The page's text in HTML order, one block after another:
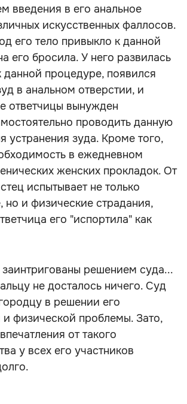
введения в его анальное
искусственных фаллосов.
его тело привыкло к данной
его бросила. У него развилась
данной процедуре, появился
в анальном отверстии, и
ответчицы вынужден
проводить данную
устранения зуда. Кроме того,
в ежедневном
женских прокладок. От
испытывает не только
но и физические страдания,
его "испортила" как
решением суда...
не досталось ничего. Суд
в решении его
и физической проблемы. Зато,
от такого
у всех его участников